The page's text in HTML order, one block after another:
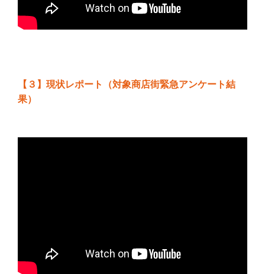
【３】現状レポート（対象商店街緊急アンケート結
果）